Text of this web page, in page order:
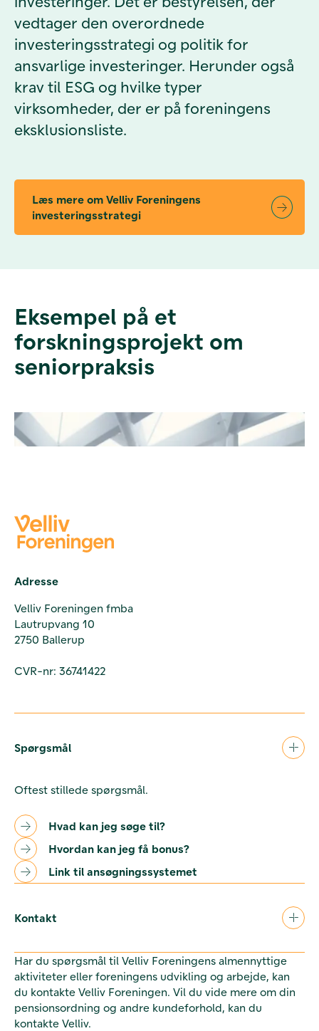
vedtager den overordnede
investeringsstrategi og politik for
ansvarlige investeringer. Herunder også
krav til ESG og hvilke typer
virksomheder, der er på foreningens
eksklusionsliste.
Læs mere om Velliv Foreningens
investeringsstrategi
Eksempel på et
forskningsprojekt om
seniorpraksis
Adresse
Velliv Foreningen fmba
Lautrupvang 10
2750 Ballerup
CVR-nr: 36741422
Spørgsmål
Oftest stillede spørgsmål.
Hvad kan jeg søge til?
Hvordan kan jeg få bonus?
Link til ansøgningssystemet
Kontakt
Har du spørgsmål til Velliv Foreningens almennyttige
aktiviteter eller foreningens udvikling og arbejde, kan
du kontakte Velliv Foreningen. Vil du vide mere om din
pensionsordning og andre kundeforhold, kan du
kontakte Velliv.